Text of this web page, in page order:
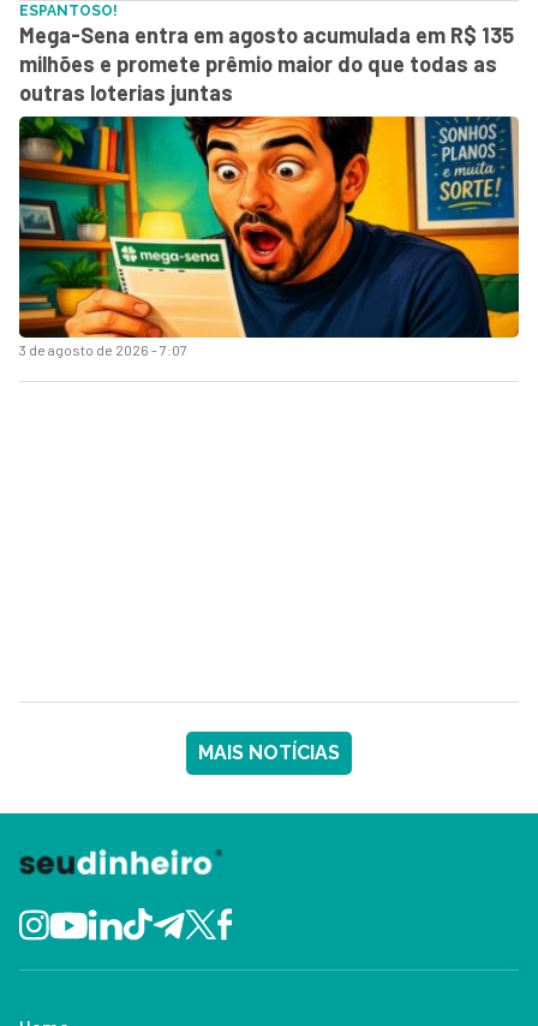
3 de agosto de 2026 - 7:07
ESPANTOSO!
Mega-Sena entra em agosto acumulada em R$ 135
milhões e promete prêmio maior do que todas as
outras loterias juntas
MAIS NOTÍCIAS